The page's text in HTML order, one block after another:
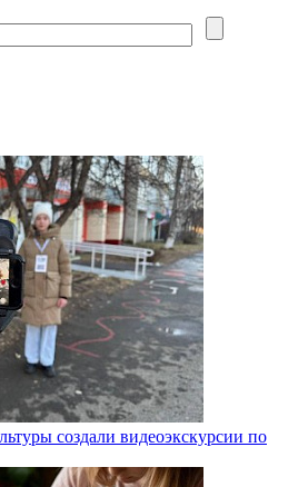
создали видеоэкскурсии по